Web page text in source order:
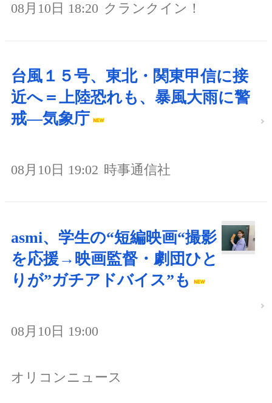
08月10日 18:20 クランクイン！
台風１５号、東北・関東甲信に接
近へ＝上陸恐れも、暴風大雨に警
戒―気象庁
08月10日 19:02 時事通信社
asmi、学生の“短編映画“撮影
を応援→映画監督・劇団ひと
りが”ガチアドバイス”も
08月10日 19:00
オリコンニュース